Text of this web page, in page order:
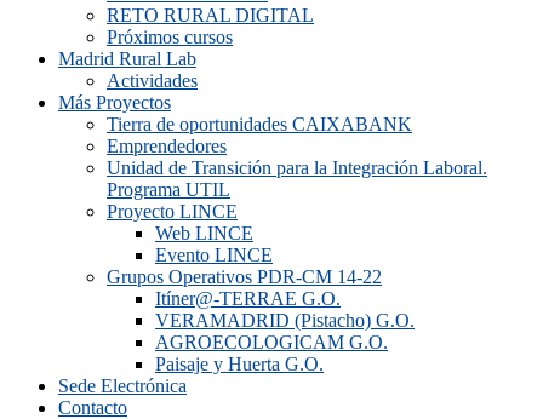
RETO RURAL DIGITAL
Próximos cursos
Madrid Rural Lab
Actividades
Más Proyectos
Tierra de oportunidades CAIXABANK
Emprendedores
Unidad de Transición para la Integración Laboral.
Programa UTIL
Proyecto LINCE
Web LINCE
Evento LINCE
Grupos Operativos PDR-CM 14-22
Itíner@-TERRAE G.O.
VERAMADRID (Pistacho) G.O.
AGROECOLOGICAM G.O.
Paisaje y Huerta G.O.
Sede Electrónica
Contacto